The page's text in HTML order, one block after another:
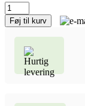
Livall
BH60SE
Neo
Cykelhjelm
Bluetooth,
Sort
Føj til kurv